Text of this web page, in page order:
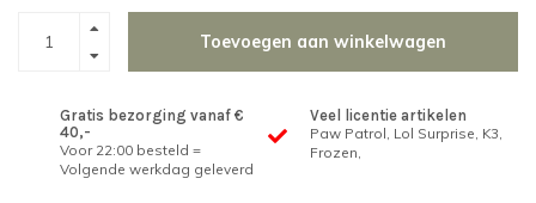
Toevoegen aan winkelwagen
Gratis bezorging vanaf €
40,-
Voor 22:00 besteld =
Volgende werkdag geleverd
Veel licentie artikelen
Paw Patrol, Lol Surprise, K3,
Frozen,